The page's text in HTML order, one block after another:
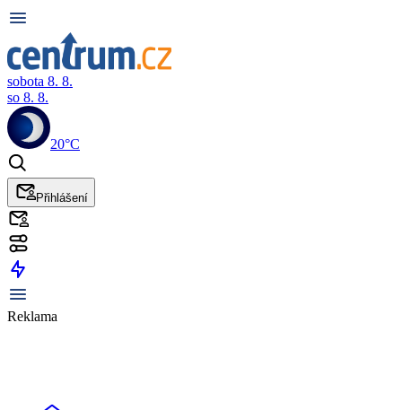
sobota 8. 8.
so 8. 8.
20°C
Přihlášení
Reklama